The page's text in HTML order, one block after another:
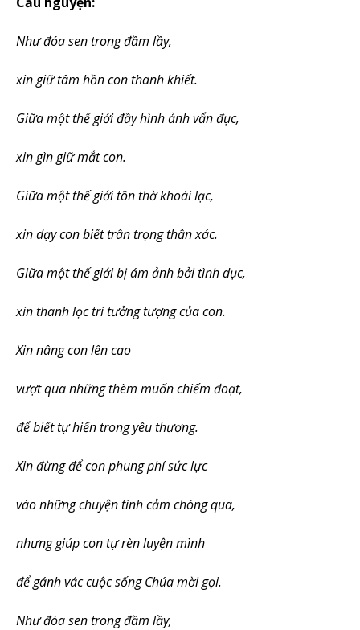
Như đóa sen trong đầm lầy,
xin giữ tâm hồn con thanh khiết.
Giữa một thế giới đầy hình ảnh vẩn đục,
xin gìn giữ mắt con.
Giữa một thế giới tôn thờ khoái lạc,
xin dạy con biết trân trọng thân xác.
Giữa một thế giới bị ám ảnh bởi tình dục,
xin thanh lọc trí tưởng tượng của con.
Xin nâng con lên cao
vượt qua những thèm muốn chiếm đoạt,
để biết tự hiến trong yêu thương.
Xin đừng để con phung phí sức lực
vào những chuyện tình cảm chóng qua,
nhưng giúp con tự rèn luyện mình
để gánh vác cuộc sống Chúa mời gọi.
Như đóa sen trong đầm lầy,